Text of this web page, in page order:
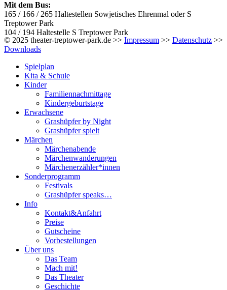
Mit dem Bus:
165 / 166 / 265 Haltestellen Sowjetisches Ehrenmal oder S
Treptower Park
104 / 194 Haltestelle S Treptower Park
© 2025 theater-treptower-park.de >> Impressum >> Datenschutz >>
Downloads
Spielplan
Kita & Schule
Kinder
Familiennachmittage
Kindergeburtstage
Erwachsene
Grashüpfer by Night
Grashüpfer spielt
Märchen
Märchenabende
Märchenwanderungen
Märchenerzähler*innen
Sonderprogramm
Festivals
Grashüpfer speaks…
Info
Kontakt&Anfahrt
Preise
Gutscheine
Vorbestellungen
Über uns
Das Team
Mach mit!
Das Theater
Geschichte